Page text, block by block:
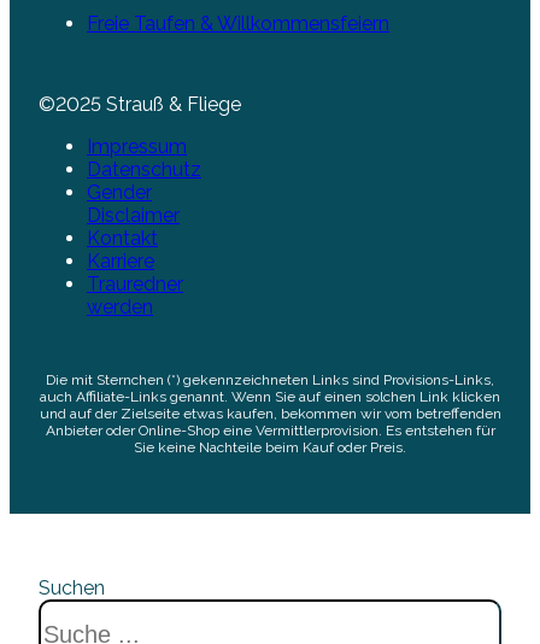
Freie Taufen & Willkommensfeiern
©2025 Strauß & Fliege
Impressum
Datenschutz
Gender
Disclaimer
Kontakt
Karriere
Trauredner
werden
Die mit Sternchen (*) gekennzeichneten Links sind Provisions-Links,
auch Affiliate-Links genannt. Wenn Sie auf einen solchen Link klicken
und auf der Zielseite etwas kaufen, bekommen wir vom betreffenden
Anbieter oder Online-Shop eine Vermittlerprovision. Es entstehen für
Sie keine Nachteile beim Kauf oder Preis.
Suchen